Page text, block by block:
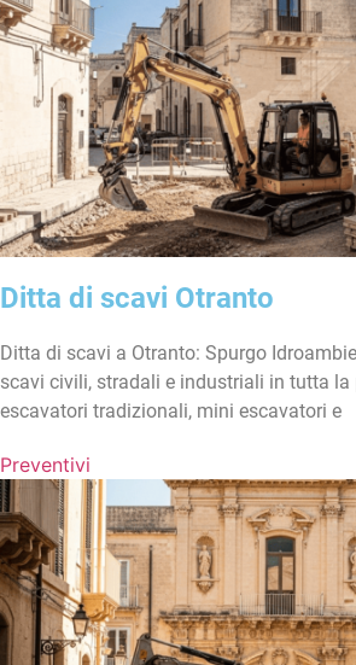
Ditta di scavi Otranto
Ditta di scavi a Otranto: Spurgo
scavi civili, stradali e industriali in tutta
escavatori tradizionali, mini escavatori e
Preventivi